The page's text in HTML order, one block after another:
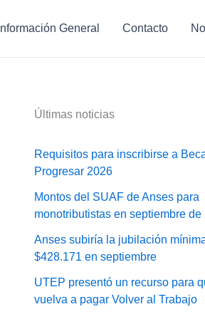
Información General Contacto
Últimas noticias
Requisitos para inscribirse a
Progresar 2026
Montos del SUAF de Anses para
monotributistas en septiembre de
Anses subiría la jubilación
$428.171 en septiembre
UTEP presentó un recurso para
vuelva a pagar Volver al Trabajo